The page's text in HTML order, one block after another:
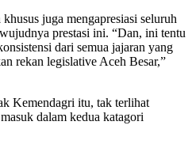
juga mengapresiasi seluruh
prestasi ini. “Dan, ini tentu
dari semua jajaran yang
rekan legislative Aceh Besar,”
Kemendagri itu, tak terlihat
dalam kedua katagori